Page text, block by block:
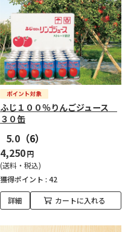
ふじ１００％りんごジュース
３０缶
5.0 （6）
4,250円
(送料・税込)
獲得ポイント : 42
詳細 カートに入れる